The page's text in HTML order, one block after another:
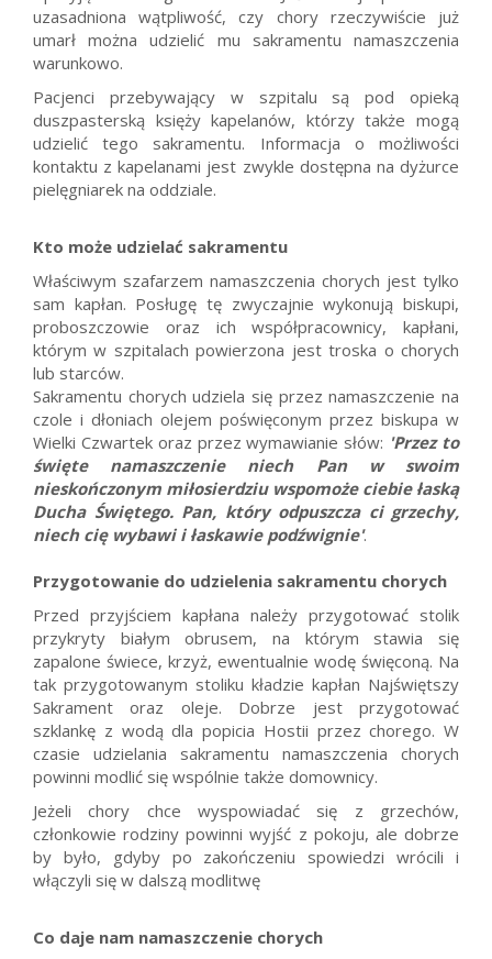
uzasadniona wątpliwość, czy chory rzeczywiście już
umarł można udzielić mu sakramentu namaszczenia
warunkowo.
Pacjenci przebywający w szpitalu są pod opieką
duszpasterską księży kapelanów, którzy także mogą
udzielić tego sakramentu. Informacja o możliwości
kontaktu z kapelanami jest zwykle dostępna na dyżurce
pielęgniarek na oddziale.
Kto może udzielać sakramentu
Właściwym szafarzem namaszczenia chorych jest tylko
sam kapłan. Posługę tę zwyczajnie wykonują biskupi,
proboszczowie oraz ich współpracownicy, kapłani,
którym w szpitalach powierzona jest troska o chorych
lub starców.
Sakramentu chorych udziela się przez namaszczenie na
czole i dłoniach olejem poświęconym przez biskupa w
Wielki Czwartek oraz przez wymawianie słów: 'Przez to
święte namaszczenie niech Pan w swoim
nieskończonym miłosierdziu wspomoże ciebie łaską
Ducha Świętego. Pan, który odpuszcza ci grzechy,
niech cię wybawi i łaskawie podźwignie'.
Przygotowanie do udzielenia sakramentu chorych
Przed przyjściem kapłana należy przygotować stolik
przykryty białym obrusem, na którym stawia się
zapalone świece, krzyż, ewentualnie wodę święconą. Na
tak przygotowanym stoliku kładzie kapłan Najświętszy
Sakrament oraz oleje. Dobrze jest przygotować
szklankę z wodą dla popicia Hostii przez chorego. W
czasie udzielania sakramentu namaszczenia chorych
powinni modlić się wspólnie także domownicy.
Jeżeli chory chce wyspowiadać się z grzechów,
członkowie rodziny powinni wyjść z pokoju, ale dobrze
by było, gdyby po zakończeniu spowiedzi wrócili i
włączyli się w dalszą modlitwę
Co daje nam namaszczenie chorych